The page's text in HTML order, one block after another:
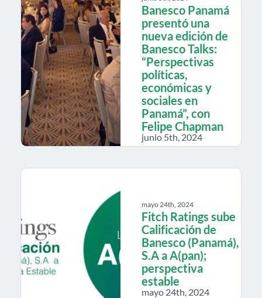
Banesco Panamá
presentó una
nueva edición de
Banesco Talks:
“Perspectivas
políticas,
económicas y
sociales en
Panamá”, con
Felipe Chapman
junio 5th, 2024
mayo 24th, 2024
Fitch Ratings sube
Calificación de
Banesco (Panamá),
S.A a A(pan);
perspectiva
estable
mayo 24th, 2024